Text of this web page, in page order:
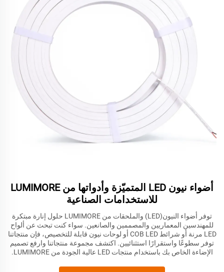
أضواء نيون LED المتميّزة وأدواتها من LUMIMORE
للاستخدامات الصناعية
توفر أضواء النيون(LED) والملحقات من LUMIMORE حلول إنارة مبتكرة
للمهندسين المعماريين والمصممين والصانعين. سواء كنت تبحث عن ألواح
LED مرنة أو شرائط COB LED أو لوحات نيون قابلة للتخصيص، فإن منتجاتنا
توفر سطوعًا واستقرارًا استثنائيين. اكتشف مجموعة منتجاتنا وارفع تصميم
الإضاءة الخاص بك باستخدام منتجات LED عالية الجودة من LUMIMORE.